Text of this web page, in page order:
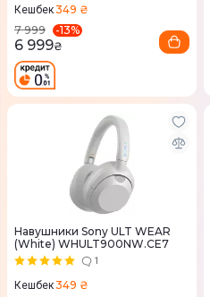
Кешбек349 ₴
7 999
-13%
6 999₴
Навушники Sony ULT WEAR
(White) WHULT900NW.CE7
1
Кешбек349 ₴